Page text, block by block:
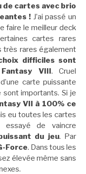
de cartes avec brio
! J’ai passé un
faire le meilleur deck
cartes rares
très rares également
difficiles sont
VIII. Cruel
carte puissante
sont importants. Si je
VII à 100% ce
eu toutes les cartes
essayé de vaincre
du jeu. Par
Force. Dans tous les
élevée même sans